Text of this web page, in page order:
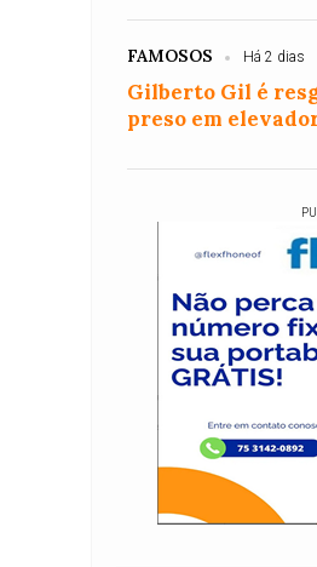
FAMOSOS Há 2 dias
Gilberto Gil é
preso em